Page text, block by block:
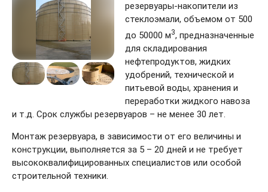
резервуары-накопители из
стеклоэмали, объемом от 500
до 50000 м3, предназначенные
для складирования
нефтепродуктов, жидких
удобрений, технической и
питьевой воды, хранения и
переработки жидкого навоза
и т.д. Срок службы резервуаров – не менее 30 лет.
Монтаж резервуара, в зависимости от его величины и
конструкции, выполняется за 5 – 20 дней и не требует
высококвалифицированных специалистов или особой
строительной техники.